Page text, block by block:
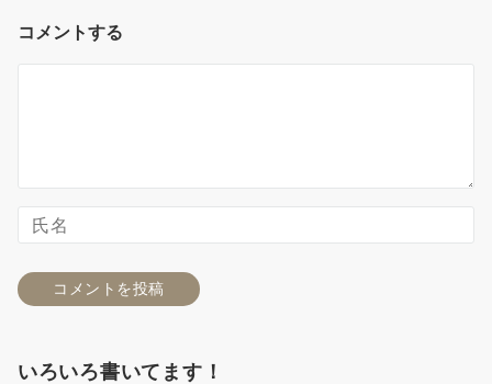
コメントする
いろいろ書いてます！